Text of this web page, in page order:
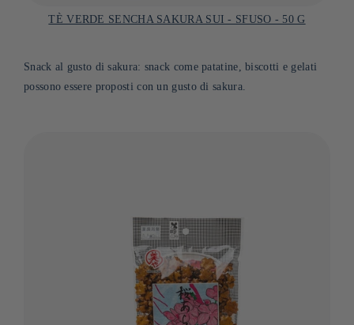
TÈ VERDE SENCHA SAKURA SUI - SFUSO - 50 G
Snack al gusto di sakura: snack come patatine, biscotti e gelati
possono essere proposti con un gusto di sakura.